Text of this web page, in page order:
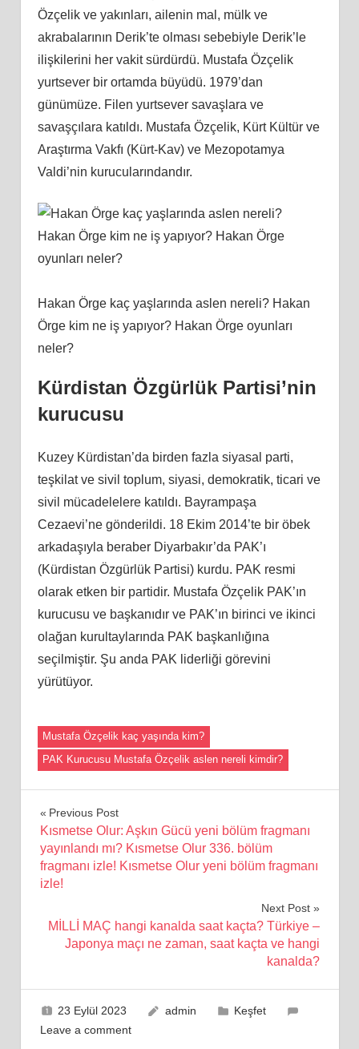
Özçelik ve yakınları, ailenin mal, mülk ve
akrabalarının Derik’te olması sebebiyle Derik’le
ilişkilerini her vakit sürdürdü. Mustafa Özçelik
yurtsever bir ortamda büyüdü. 1979’dan
günümüze. Filen yurtsever savaşlara ve
savaşçılara katıldı. Mustafa Özçelik, Kürt Kültür ve
Araştırma Vakfı (Kürt-Kav) ve Mezopotamya
Valdi’nin kurucularındandır.
Hakan Örge kaç yaşlarında aslen nereli? Hakan
Örge kim ne iş yapıyor? Hakan Örge oyunları
neler?
Kürdistan Özgürlük Partisi’nin
kurucusu
Kuzey Kürdistan’da birden fazla siyasal parti,
teşkilat ve sivil toplum, siyasi, demokratik, ticari ve
sivil mücadelelere katıldı. Bayrampaşa
Cezaevi’ne gönderildi. 18 Ekim 2014’te bir öbek
arkadaşıyla beraber Diyarbakır’da PAK’ı
(Kürdistan Özgürlük Partisi) kurdu. PAK resmi
olarak etken bir partidir. Mustafa Özçelik PAK’ın
kurucusu ve başkanıdır ve PAK’ın birinci ve ikinci
olağan kurultaylarında PAK başkanlığına
seçilmiştir. Şu anda PAK liderliği görevini
yürütüyor.
Mustafa Özçelik kaç yaşında kim?
PAK Kurucusu Mustafa Özçelik aslen nereli kimdir?
Yazı
gezinmesi
Previous Post
Kısmetse Olur: Aşkın Gücü yeni bölüm fragmanı
yayınlandı mı? Kısmetse Olur 336. bölüm
fragmanı izle! Kısmetse Olur yeni bölüm fragmanı
izle!
Next Post
MİLLİ MAÇ hangi kanalda saat kaçta? Türkiye –
Japonya maçı ne zaman, saat kaçta ve hangi
kanalda?
23 Eylül 2023 admin
Keşfet
Leave a comment